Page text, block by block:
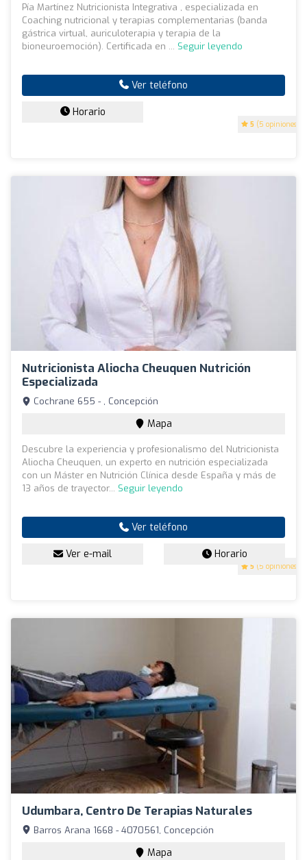
5 (5 opiniones)
Pía Martínez Nutricionista Integrativa , especializada en
Coaching nutricional y terapias complementarias (banda
gástrica virtual, auriculoterapia y terapia de la
bioneuroemoción). Certificada en ... Seguir leyendo
Ver teléfono
Horario
Nutricionista Aliocha Cheuquen Nutrición
Especializada
5 (5 opiniones)
Cochrane 655 - , Concepción
Mapa
Descubre la experiencia y profesionalismo del Nutricionista
Aliocha Cheuquen, un experto en nutrición especializada
con un Máster en Nutrición Clínica desde España y más de
13 años de trayector... Seguir leyendo
Ver teléfono
Ver e-mail Horario
Udumbara, Centro De Terapias Naturales
Barros Arana 1668 - 4070561, Concepción
Mapa